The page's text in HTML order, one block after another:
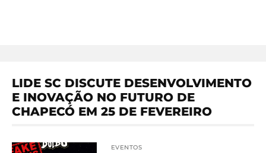
LIDE SC DISCUTE DESENVOLVIMENTO
E INOVAÇÃO NO FUTURO DE
CHAPECÓ EM 25 DE FEVEREIRO
EVENTOS